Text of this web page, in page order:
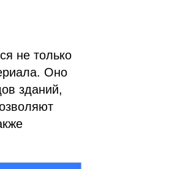
не только
Оно
зданий,